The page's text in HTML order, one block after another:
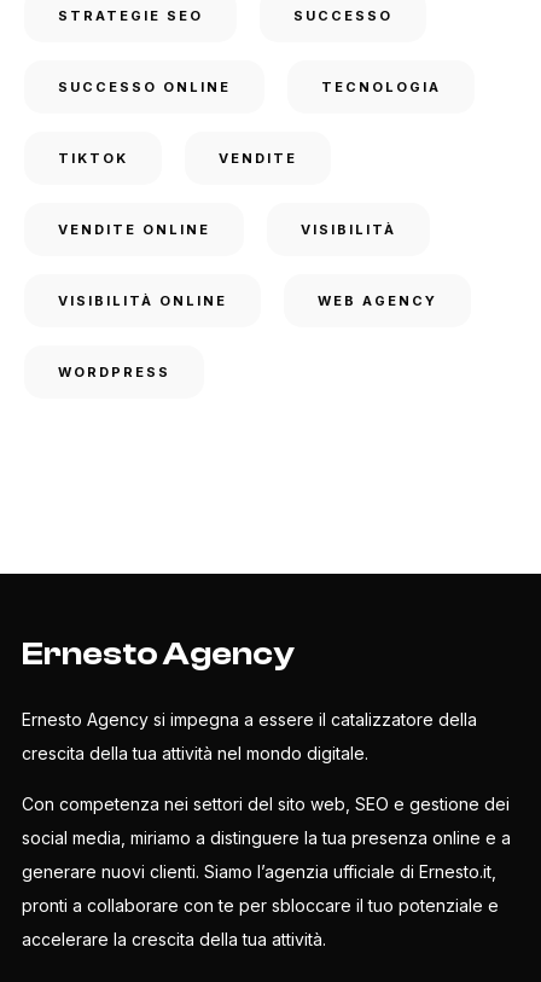
STRATEGIE SEO SUCCESSO
SUCCESSO ONLINE TECNOLOGIA
TIKTOK VENDITE
VENDITE ONLINE VISIBILITÀ
VISIBILITÀ ONLINE WEB AGENCY
WORDPRESS
Ernesto Agency
Ernesto Agency si impegna a essere il catalizzatore della
crescita della tua attività nel mondo digitale.
Con competenza nei settori del sito web, SEO e gestione dei
social media, miriamo a distinguere la tua presenza online e a
generare nuovi clienti. Siamo l’agenzia ufficiale di Ernesto.it,
pronti a collaborare con te per sbloccare il tuo potenziale e
accelerare la crescita della tua attività.